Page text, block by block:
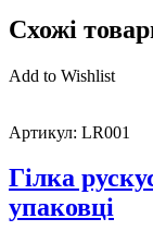
Схожі
Add to Wishlist
Артикул: LR001
Гілка
упаковці